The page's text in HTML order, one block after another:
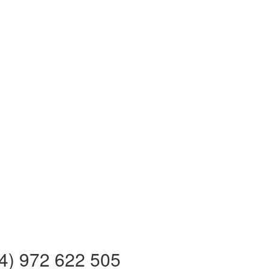
972 622 505